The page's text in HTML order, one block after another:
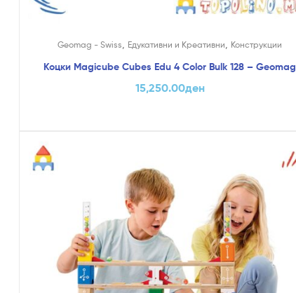
Geomag - Swiss Едукативни и Креативни Конструкции
Коцки Magicube Cubes Edu 4 Color Bulk 128 – Geomag
15,250.00ден